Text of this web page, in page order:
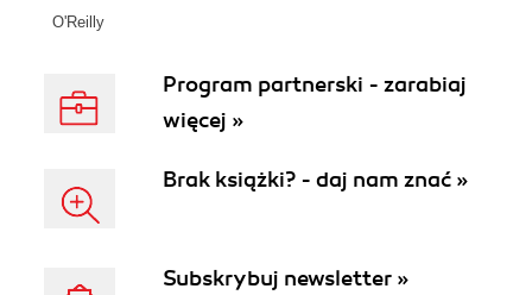
O'Reilly
Program partnerski - zarabiaj
więcej »
Brak książki? - daj nam znać »
Subskrybuj newsletter »